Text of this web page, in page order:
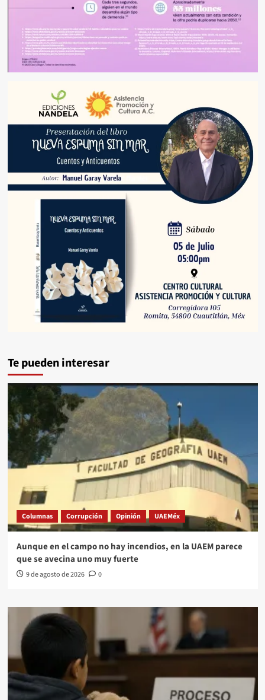
Te pueden interesar
Columnas Corrupción Opinión UAEMéx
Aunque en el campo no hay incendios, en la UAEM parece
que se avecina uno muy fuerte
9 de agosto de 2026 0